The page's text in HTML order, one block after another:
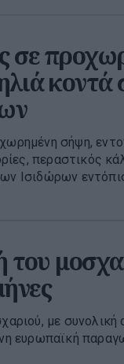
σε
κοντά
σήψη,
περαστικός
Ισιδώρων
του
με
ευρωπαϊκή